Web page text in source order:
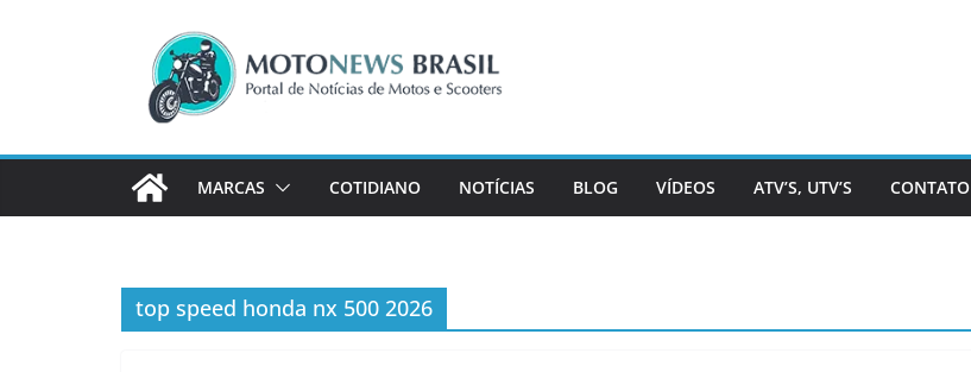
MARCAS COTIDIANO NOTÍCIAS BLOG VÍDEOS ATV’S, UTV’S CONTATO
top speed honda nx 500 2026